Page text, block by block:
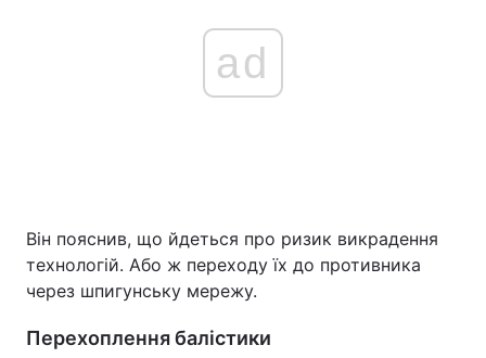
ad
Він пояснив, що йдеться про ризик викрадення
технологій. Або ж переходу їх до противника
через шпигунську мережу.
Перехоплення балістики